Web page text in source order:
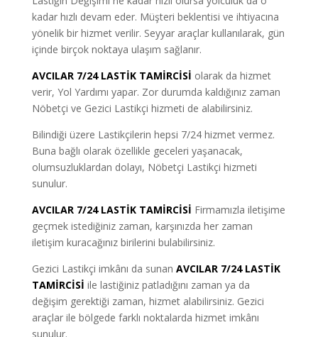
kadar hızlı devam eder. Müşteri beklentisi ve ihtiyacına
yönelik bir hizmet verilir. Seyyar araçlar kullanılarak, gün
içinde birçok noktaya ulaşım sağlanır.
AVCILAR 7/24 LASTİK TAMİRCİSİ olarak da hizmet
verir, Yol Yardımı yapar. Zor durumda kaldığınız zaman
Nöbetçi ve Gezici Lastikçi hizmeti de alabilirsiniz.
Bilindiği üzere Lastikçilerin hepsi 7/24 hizmet vermez.
Buna bağlı olarak özellikle geceleri yaşanacak,
olumsuzluklardan dolayı, Nöbetçi Lastikçi hizmeti
sunulur.
AVCILAR 7/24 LASTİK TAMİRCİSİ Firmamızla iletişime
geçmek istediğiniz zaman, karşınızda her zaman
iletişim kuracağınız birilerini bulabilirsiniz.
Gezici Lastikçi imkânı da sunan AVCILAR 7/24 LASTİK
TAMİRCİSİ ile lastiğiniz patladığını zaman ya da
değişim gerektiği zaman, hizmet alabilirsiniz. Gezici
araçlar ile bölgede farklı noktalarda hizmet imkânı
sunulur.